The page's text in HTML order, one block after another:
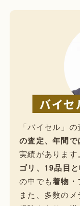
「バイセル」
の査定、年間
実績がありま
ゴリ、19品目
の中でも着物・
また、多数の